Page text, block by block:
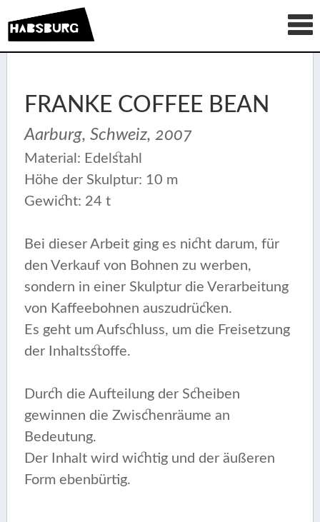
FRANKE COFFEE BEAN
Aarburg, Schweiz, 2007
Material: Edelstahl
Höhe der Skulptur: 10 m
Gewicht: 24 t
Bei dieser Arbeit ging es nicht darum, für
den Verkauf von Bohnen zu werben,
sondern in einer Skulptur die Verarbeitung
von Kaffeebohnen auszudrücken.
Es geht um Aufschluss, um die Freisetzung
der Inhaltsstoffe.
Durch die Aufteilung der Scheiben
gewinnen die Zwischenräume an
Bedeutung.
Der Inhalt wird wichtig und der äußeren
Form ebenbürtig.